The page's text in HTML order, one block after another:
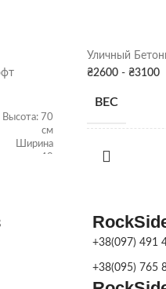
Высота: 70
см
Ширина
верхняя: 48
75 л
Уличный
₴2600 - ₴3100
ВЕС
РАЗМЕРЫ
ДЕКОРА
+38(097) 491
+38(095) 765